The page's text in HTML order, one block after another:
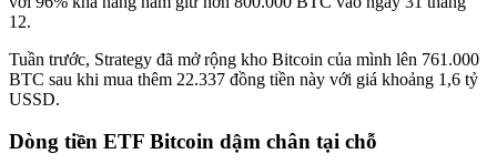
12.
Tuần trước, Strategy đã mở rộng kho Bitcoin của mình lên 761.000
BTC sau khi mua thêm 22.337 đồng tiền này với giá khoảng 1,6 tỷ
USSD.
Dòng tiền ETF Bitcoin dậm chân tại chỗ